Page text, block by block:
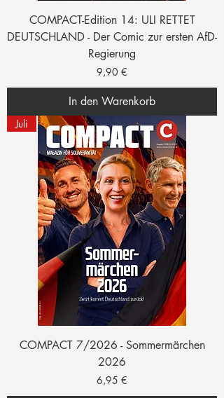
COMPACT-Edition 14: ULI RETTET
DEUTSCHLAND - Der Comic zur ersten AfD-
Regierung
Preis
9,90 €
In den Warenkorb
Juli
COMPACT 7/2026 - Sommermärchen
2026
Preis
6,95 €